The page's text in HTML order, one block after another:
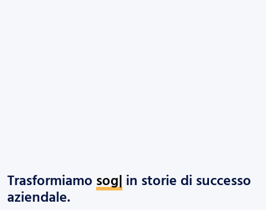
Trasformiamosogni| in storie di
successo aziendale.